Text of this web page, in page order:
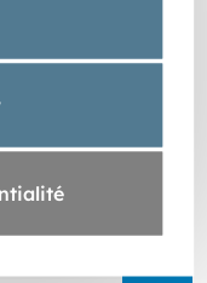
via